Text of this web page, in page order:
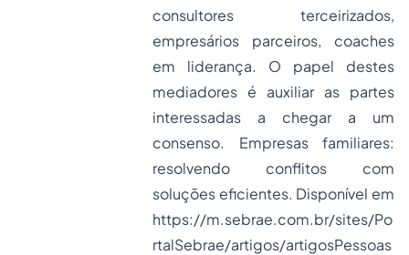
consultores terceirizados,
empresários parceiros, coaches
em liderança. O papel destes
mediadores é auxiliar as partes
interessadas a chegar a um
consenso. Empresas familiares:
resolvendo conflitos com
soluções eficientes. Disponível em
https://m.sebrae.com.br/sites/Po
rtalSebrae/artigos/artigosPessoas